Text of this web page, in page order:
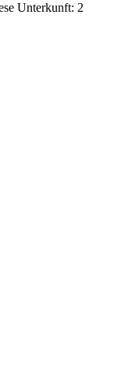
Unterkunft: 2